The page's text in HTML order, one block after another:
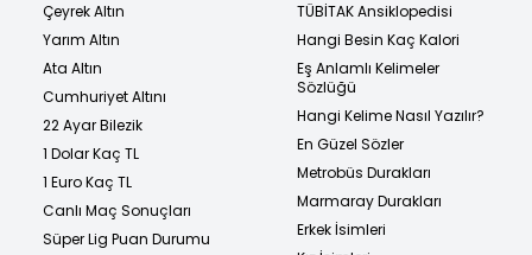
Çeyrek Altın
Yarım Altın
Ata Altın
Cumhuriyet Altını
22 Ayar Bilezik
1 Dolar Kaç TL
1 Euro Kaç TL
Canlı Maç Sonuçları
Süper Lig Puan Durumu
TÜBİTAK Ansiklopedisi
Hangi Besin Kaç Kalori
Eş Anlamlı Kelimeler
Sözlüğü
Hangi Kelime Nasıl Yazılır?
En Güzel Sözler
Metrobüs Durakları
Marmaray Durakları
Erkek İsimleri